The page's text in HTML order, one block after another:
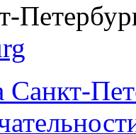
Санкт-